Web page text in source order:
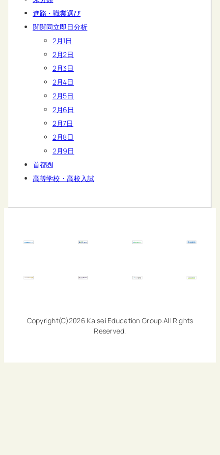
進路・職業選び
関関同立即日分析
2月1日
2月2日
2月3日
2月4日
2月5日
2月6日
2月7日
2月8日
2月9日
首都圏
高等学校・高校入試
Copyright(C)2026 Kaisei Education Group.All Rights
Reserved.